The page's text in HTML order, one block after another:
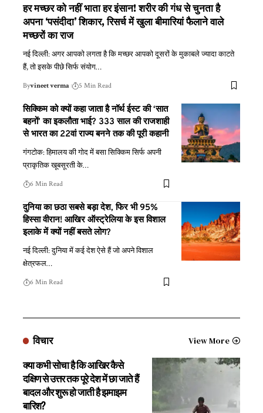
हर मच्छर को नहीं भाता हर इंसान! शरीर की गंध से चुनता है
अपना ‘पसंदीदा’ शिकार, रिसर्च में खुला बीमारियां फैलाने वाले
मच्छरों का राज
नई दिल्ली: अगर आपको लगता है कि मच्छर आपको दूसरों के मुकाबले ज्यादा काटते
हैं, तो इसके पीछे सिर्फ संयोग…
Byvineet verma 5 Min Read
सिक्किम को क्यों कहा जाता है नॉर्थ ईस्ट की ‘सात
बहनों’ का इकलौता भाई? 333 साल की राजशाही
से भारत का 22वां राज्य बनने तक की पूरी कहानी
गंगटोक: हिमालय की गोद में बसा सिक्किम सिर्फ अपनी
प्राकृतिक खूबसूरती के…
6 Min Read
दुनिया का छठा सबसे बड़ा देश, फिर भी 95%
हिस्सा वीरान! आखिर ऑस्ट्रेलिया के इस विशाल
इलाके में क्यों नहीं बसते लोग?
नई दिल्ली: दुनिया में कई देश ऐसे हैं जो अपने विशाल
क्षेत्रफल…
6 Min Read
विचार View More
क्या कभी सोचा है कि आखिर कैसे
दक्षिण से उत्तर तक पूरे देश में छा जाते हैं
बादल और शुरू हो जाती है झमाझम
बारिश?